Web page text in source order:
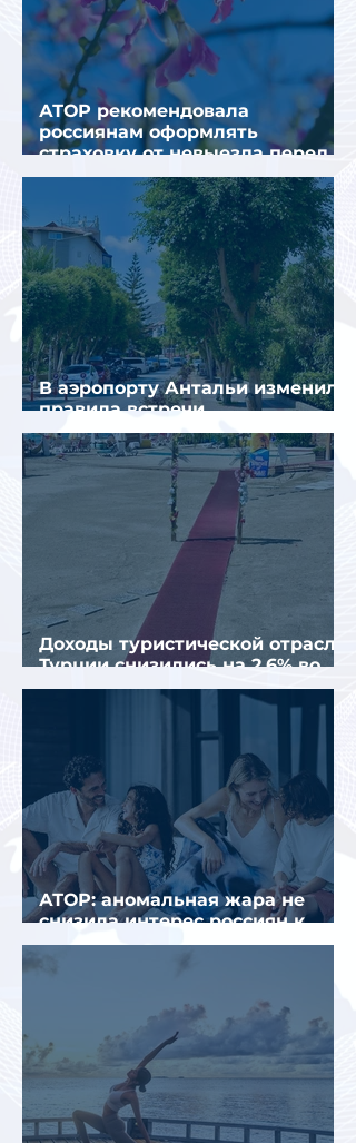
АТОР рекомендовала
россиянам оформлять
страховку от невыезда перед
поездкой в Грецию
В аэропорту Антальи изменили
правила встречи
организованных туристов
Доходы туристической отрасли
Турции снизились на 2,6% во
втором квартале 2026 года
АТОР: аномальная жара не
снизила интерес россиян к
летнему отдыху в Европе